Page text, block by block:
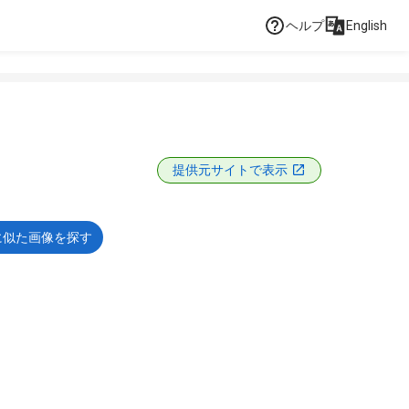
ヘルプ English
提供元サイトで表示
た画像を探す